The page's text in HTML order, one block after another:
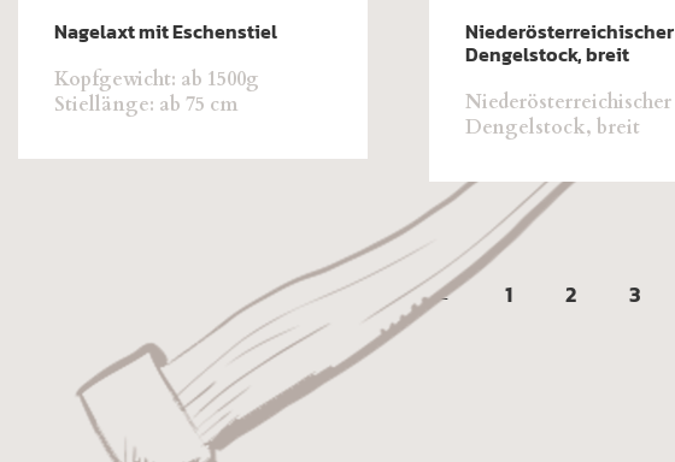
Nagelaxt mit Eschenstiel
Kopfgewicht: ab 1500g
Stiellänge: ab 75 cm
Niederösterreichischer
Dengelstock, breit
Niederösterreichischer
Dengelstock, breit
← 1 2 3